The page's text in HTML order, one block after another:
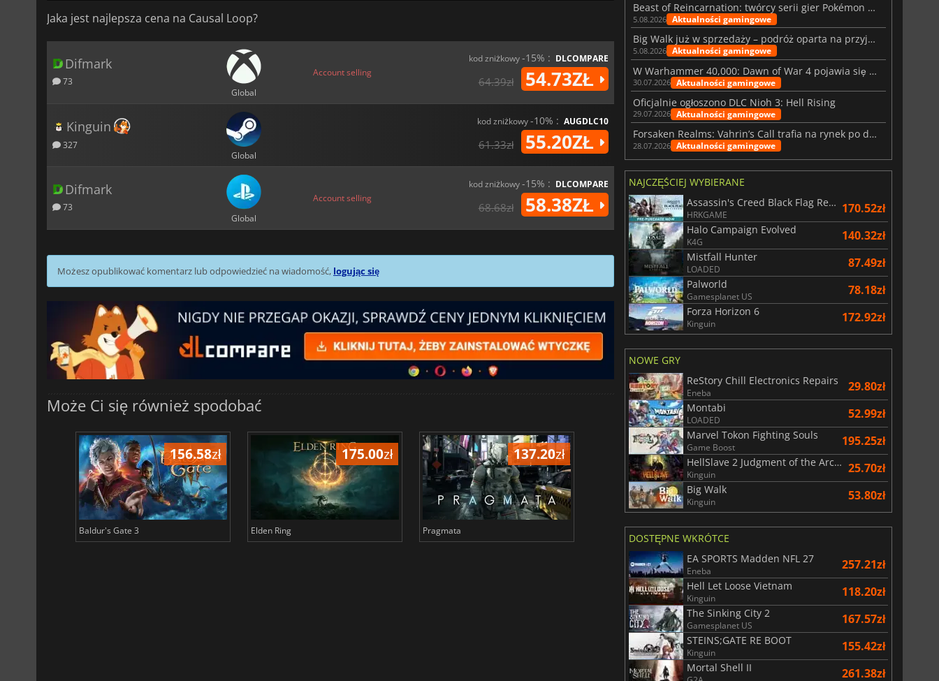
Jaka jest najlepsza cena na Causal Loop?
Difmark
73
Global
Account selling
kod zniżkowy-15% : DLCOMPARE
64.39zł 54.73ZŁ
Kinguin
327
Global
kod zniżkowy-10% : AUGDLC10
61.33zł 55.20ZŁ
Difmark
73
Global
Account selling
kod zniżkowy-15% : DLCOMPARE
68.68zł 58.38ZŁ
Możesz opublikować komentarz lub odpowiedzieć na wiadomość, logując się
Może Ci się również spodobać
156.58zł
Baldur's Gate 3
175.00zł
Elden Ring
137.20zł
Pragmata
29.09zł
Total War WARHAMMER 3
66.55
Lies Of P
Beast of Reincarnation: twórcy serii gier Pokémon wkraczają na nową ścieżkę
5.08.2026 Aktualności gamingowe
Big Walk już w sprzedaży – podróż oparta na przyjaźni
5.08.2026 Aktualności gamingowe
W Warhammer 40,000: Dawn of War 4 pojawia się frakcja Nekronów
30.07.2026 Aktualności gamingowe
Oficjalnie ogłoszono DLC Nioh 3: Hell Rising
29.07.2026 Aktualności gamingowe
Forsaken Realms: Vahrin’s Call trafia na rynek po dziesięciu latach prac
28.07.2026 Aktualności gamingowe
NAJCZĘŚCIEJ WYBIERANE
Assassin's Creed Black Flag Resynced
HRKGAME 170.52zł
Halo Campaign Evolved
K4G 140.32zł
Mistfall Hunter
LOADED 87.49zł
Palworld
Gamesplanet US 78.18zł
Forza Horizon 6
Kinguin 172.92zł
NOWE GRY
ReStory Chill Electronics Repairs
Eneba 29.80zł
Montabi
LOADED 52.99zł
Marvel Tokon Fighting Souls
Game Boost 195.25zł
HellSlave 2 Judgment of the Archon
Kinguin 25.70zł
Big Walk
Kinguin 53.80zł
DOSTĘPNE WKRÓTCE
EA SPORTS Madden NFL 27
Eneba 257.21zł
Hell Let Loose Vietnam
Kinguin 118.20zł
The Sinking City 2
Gamesplanet US 167.57zł
STEINS;GATE RE BOOT
Kinguin 155.42zł
Mortal Shell II 261.38zł